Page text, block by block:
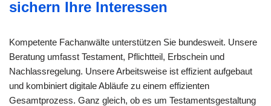
sichern Ihre Interessen
Kompetente Fachanwälte unterstützen Sie bundesweit. Unsere
Beratung umfasst Testament, Pflichtteil, Erbschein und
Nachlassregelung. Unsere Arbeitsweise ist effizient aufgebaut
und kombiniert digitale Abläufe zu einem effizienten
Gesamtprozess. Ganz gleich, ob es um Testamentsgestaltung